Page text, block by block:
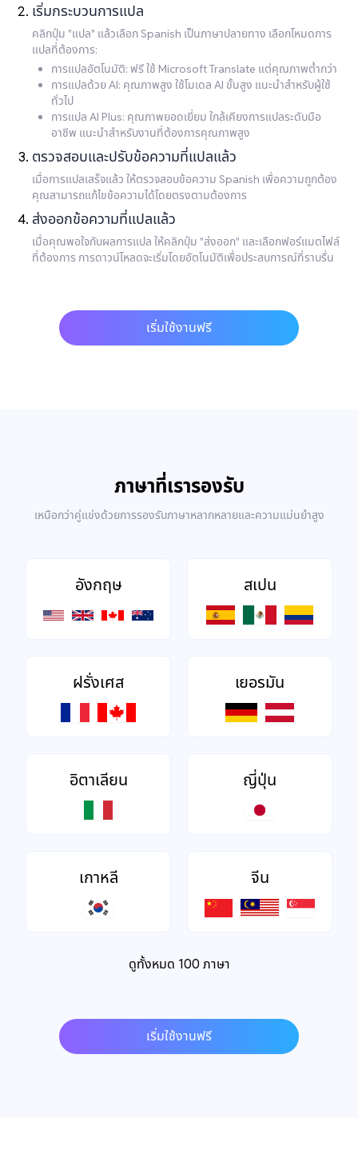
เริ่มกระบวนการแปล
คลิกปุ่ม "แปล" แล้วเลือก Spanish เป็นภาษาปลายทาง เลือกโหมดการ
แปลที่ต้องการ:
การแปลอัตโนมัติ: ฟรี ใช้ Microsoft Translate แต่คุณภาพต่ำกว่า
การแปลด้วย AI: คุณภาพสูง ใช้โมเดล AI ขั้นสูง แนะนำสำหรับผู้ใช้
ทั่วไป
การแปล AI Plus: คุณภาพยอดเยี่ยม ใกล้เคียงการแปลระดับมือ
อาชีพ แนะนำสำหรับงานที่ต้องการคุณภาพสูง
ตรวจสอบและปรับข้อความที่แปลแล้ว
เมื่อการแปลเสร็จแล้ว ให้ตรวจสอบข้อความ Spanish เพื่อความถูกต้อง
คุณสามารถแก้ไขข้อความได้โดยตรงตามต้องการ
ส่งออกข้อความที่แปลแล้ว
เมื่อคุณพอใจกับผลการแปล ให้คลิกปุ่ม "ส่งออก" และเลือกฟอร์แมตไฟล์
ที่ต้องการ การดาวน์โหลดจะเริ่มโดยอัตโนมัติเพื่อประสบการณ์ที่ราบรื่น
เริ่มใช้งานฟรี
ภาษาที่เรารองรับ
เหนือกว่าคู่แข่งด้วยการรองรับภาษาหลากหลายและความแม่นยำสูง
อังกฤษ สเปน
ฝรั่งเศส เยอรมัน
อิตาเลียน ญี่ปุ่น
เกาหลี จีน
ดูทั้งหมด 100 ภาษา
เริ่มใช้งานฟรี